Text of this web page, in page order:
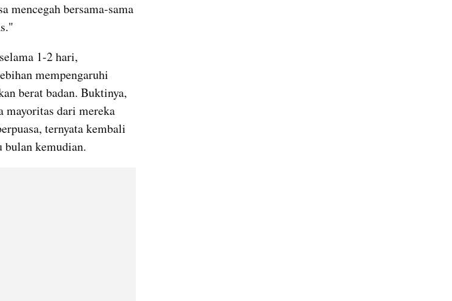
mencegah bersama-sama
1-2 hari,
mempengaruhi
berat badan. Buktinya,
mayoritas dari mereka
ternyata kembali
bulan kemudian.